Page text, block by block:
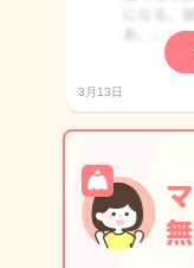
3月13日